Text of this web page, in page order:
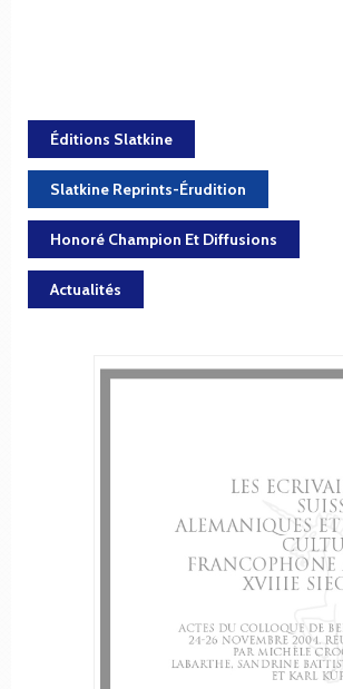
Éditions Slatkine
Slatkine Reprints-Érudition
Honoré Champion Et Diffusions
Actualités